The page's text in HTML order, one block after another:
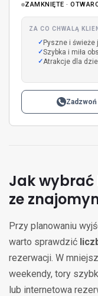
ZAMKNIĘTE ·
ZA CO CHWALĄ
Pyszne i świeże
Szybka i miła
Atrakcje dla
Zadzwoń
Jak wybrać
ze
Przy planowaniu
warto sprawdzić
rezerwacji. W
weekendy, tory
lub internetowa